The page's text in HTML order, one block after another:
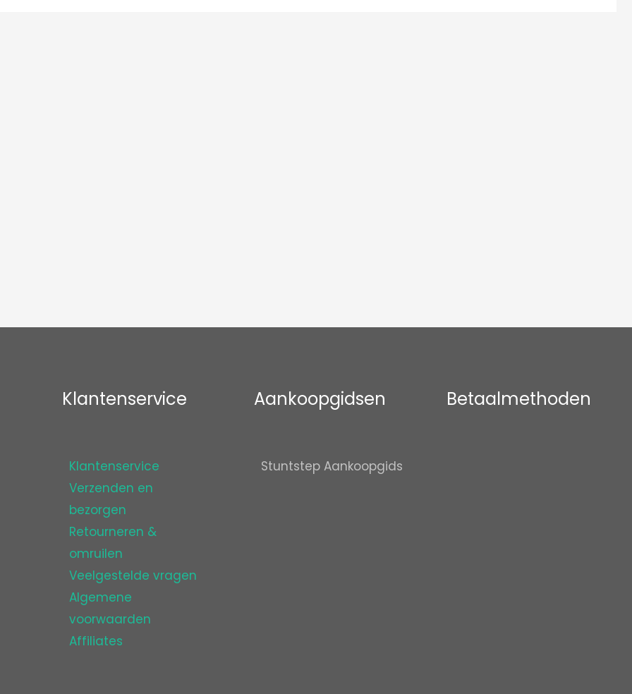
Klantenservice
Klantenservice
Verzenden en
bezorgen
Retourneren &
omruilen
Veelgestelde vragen
Algemene
voorwaarden
Affiliates
Aankoopgidsen
Stuntstep Aankoopgids
Betaalmethoden